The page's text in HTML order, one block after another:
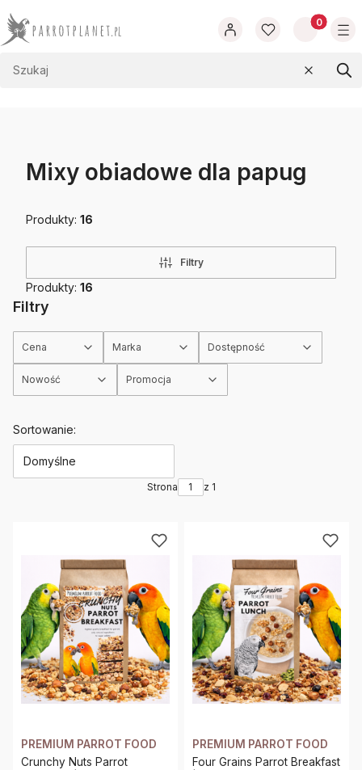
Produkty
Wyczyść
Mixy obiadowe dla papug
Produkty: 16
Filtry
Produkty: 16
Filtry
Cena Marka Dostępność
Nowość Promocja
Lista produktów
Sortowanie:
Domyślne
Strona z 1
PREMIUM PARROT FOOD
Crunchy Nuts Parrot
PREMIUM PARROT FOOD
Four Grains Parrot Breakfast